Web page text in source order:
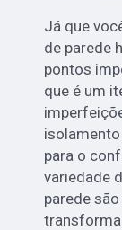
Já que
de parede
pontos
que é um
para o
variedade
parede